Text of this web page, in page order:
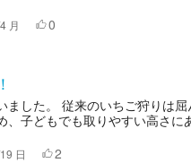
月 0
ました。 従来のいちご狩りは
、子どもでも取りやすい高さ
日 2